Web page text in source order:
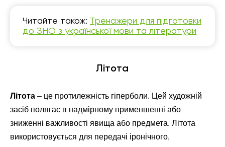
Читайте також: Тренажери для підготовки
до ЗНО з української мови та літератури
Літота
Літота – це протилежність гіперболи. Цей художній
засіб полягає в надмірному применшенні або
зниженні важливості явища або предмета. Літота
використовується для передачі іронічного,